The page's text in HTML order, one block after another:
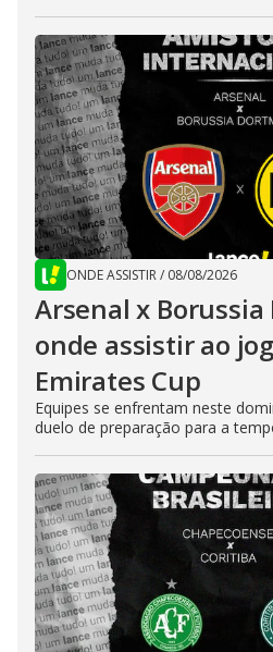
ONDE ASSISTIR/ 08/08/2026
Arsenal x
onde assistir ao
Emirates Cup
Equipes se enfrentam neste
duelo de preparação para a